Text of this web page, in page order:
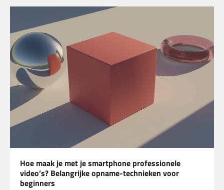
Hoe maak je met je smartphone professionele
video’s? Belangrijke opname-technieken voor
beginners